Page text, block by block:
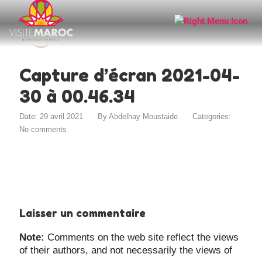
Capture d’écran 2021-04-
30 à 00.46.34
Date: 29 avril 2021 ByAbdelhay Moustaide
Categories:
No comments
Laisser un commentaire
Note: Comments on the web site reflect the views
of their authors, and not necessarily the views of